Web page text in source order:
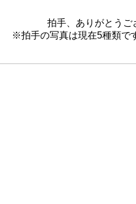
拍手、ありがとうご
※拍手の写真は現在5種類で